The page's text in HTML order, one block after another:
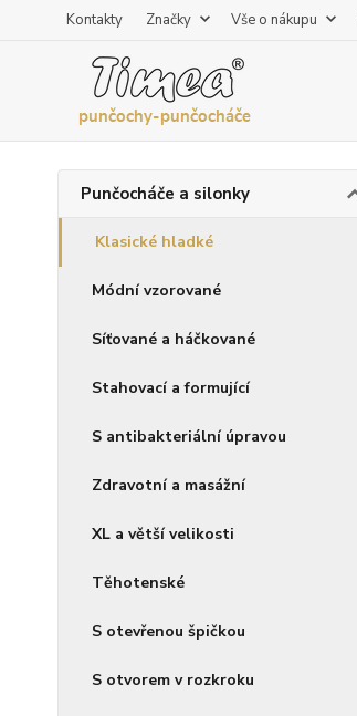
Kontakty Značky Vše o nákupu
Punčocháče a silonky
Klasické hladké
Módní vzorované
Síťované a háčkované
Stahovací a formující
S antibakteriální úpravou
Zdravotní a masážní
XL a větší velikosti
Těhotenské
S otevřenou špičkou
S otvorem v rozkroku